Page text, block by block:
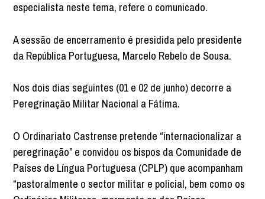
especialista neste tema, refere o comunicado.
A sessão de encerramento é presidida pelo presidente
da República Portuguesa, Marcelo Rebelo de Sousa.
Nos dois dias seguintes (01 e 02 de junho) decorre a
Peregrinação Militar Nacional a Fátima.
O Ordinariato Castrense pretende “internacionalizar a
peregrinação” e convidou os bispos da Comunidade de
Países de Língua Portuguesa (CPLP) que acompanham
“pastoralmente o sector militar e policial, bem como os